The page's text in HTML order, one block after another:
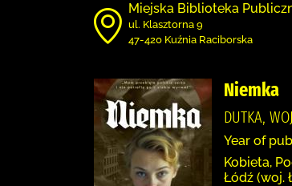
Miejska Biblioteka
ul. Klasztorna 9
47-420 Kuźnia Raciborska
Niemka
DUTKA,
Year of
Kobieta,
Łódź (woj.